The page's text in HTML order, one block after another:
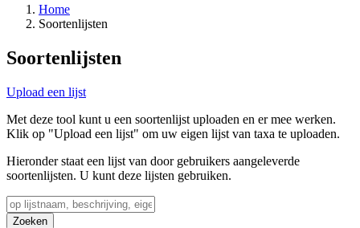
Home
Soortenlijsten
Soortenlijsten
Upload een lijst
Met deze tool kunt u een soortenlijst uploaden en er mee werken.
Klik op "Upload een lijst" om uw eigen lijst van taxa te uploaden.
Hieronder staat een lijst van door gebruikers aangeleverde
soortenlijsten. U kunt deze lijsten gebruiken.
Zoeken